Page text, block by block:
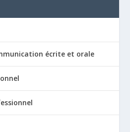
écrite et orale